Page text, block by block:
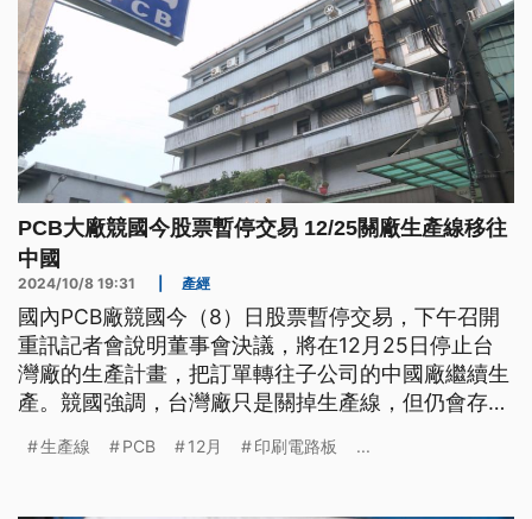
PCB大廠競國今股票暫停交易 12/25關廠生產線移往
中國
2024/10/8 19:31 產經
國內PCB廠競國今（8）日股票暫停交易，下午召開
重訊記者會說明董事會決議，將在12月25日停止台
灣廠的生產計畫，把訂單轉往子公司的中國廠繼續生
產。競國強調，台灣廠只是關掉生產線，但仍會存在
依法保障員工權利；據了解，台灣廠可能解僱330名
生產線 PCB 12月 印刷電路板 ...